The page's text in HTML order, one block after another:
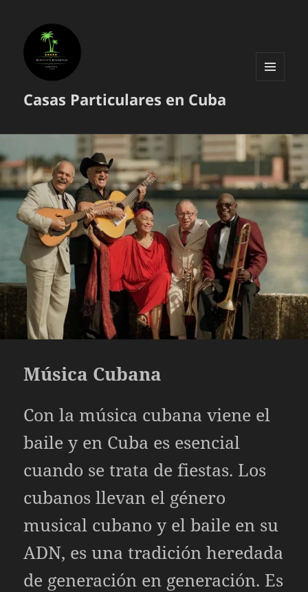
Casas Particulares en Cuba
Música Cubana
Con la música cubana viene el
baile y en Cuba es esencial
cuando se trata de fiestas. Los
cubanos llevan el género
musical cubano y el baile en su
ADN, es una tradición heredada
de generación en generación. Es